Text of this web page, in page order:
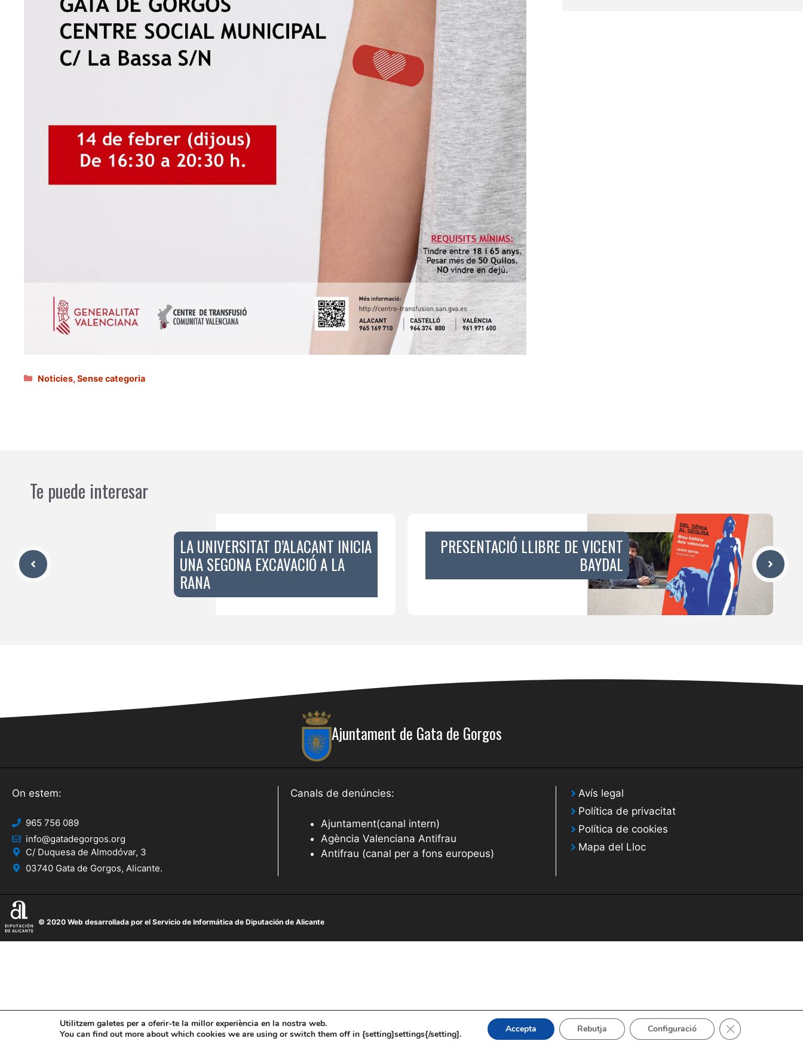
Categories
Noticies,Sense categoria
Te puede interesar
LA UNIVERSITAT D’ALACANT INICIA
UNA SEGONA EXCAVACIÓ A LA
RANA
PRESENTACIÓ LLIBRE DE VICENT
BAYDAL
Ajuntament de Gata de Gorgos
On estem:
965 756 089
info@gatadegorgos.org
C/ Duquesa de Almodóvar, 3
03740 Gata de Gorgos, Alicante.
Canals de denúncies:
Ajuntament(canal intern)
Agència Valenciana Antifrau
Antifrau (canal per a fons europeus)
Avís legal
Política de privacitat
Política de cookies
Mapa del Lloc
© 2020 Web desarrollada por el Servicio de Informática de Diputación de Alicante
Utilitzem galetes per a oferir-te la millor experiència en la nostra web.
You can find out more about which cookies we are using or switch them off in {setting]settings{/setting].
Accepta Rebutja Configuració Tanca el bàner de